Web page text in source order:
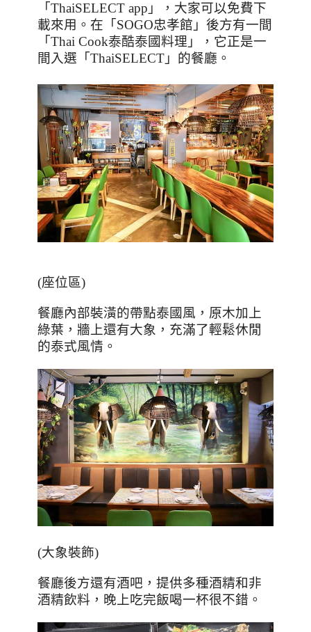
「 ThaiSELECT app 」，大家可以免費下
載來用。在「 SOGO忠孝館」後方有一間
「 Thai Cook泰酷泰國料理」，它正是一
間入選「 ThaiSELECT 」的餐廳。
(座位區)
餐廳內部裝潢的帶點泰國風，原木加上
綠葉，牆上還有大象，充滿了輕鬆休閒
的泰式風情。
(大象裝飾)
餐廳後方還有酒吧，提供多種酒精和非
酒精飲料，晚上吃完飯喝一杯很不錯。